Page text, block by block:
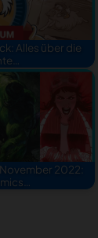
Alles über die
2022: